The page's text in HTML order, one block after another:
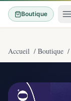
Boutique
Accueil / Boutique /